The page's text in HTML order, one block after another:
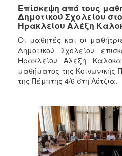
ΕΠΙΣΚΕΠΤΗΣ
ΗΡΑΚΛΕΙΟ
Επίσκεψη από τους
Δημοτικού Σχολείου
Ηρακλείου Αλέξη
Οι μαθητές και οι
Δημοτικού Σχολείου
Ηρακλείου Αλέξη
μαθήματος της Κοινωνικής
της Πέμπτης 4/6 στη Λότζια.